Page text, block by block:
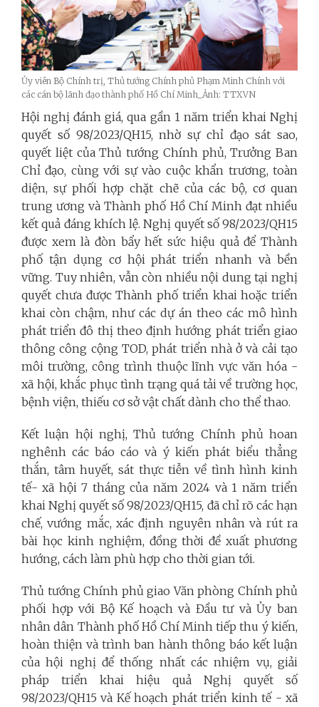
Ủy viên Bộ Chính trị, Thủ tướng Chính phủ Phạm Minh Chính với
các cán bộ lãnh đạo thành phố Hồ Chí Minh_Ảnh: TTXVN
Hội nghị đánh giá, qua gần 1 năm triển khai Nghị
quyết số 98/2023/QH15, nhờ sự chỉ đạo sát sao,
quyết liệt của Thủ tướng Chính phủ, Trưởng Ban
Chỉ đạo, cùng với sự vào cuộc khẩn trương, toàn
diện, sự phối hợp chặt chẽ của các bộ, cơ quan
trung ương và Thành phố Hồ Chí Minh đạt nhiều
kết quả đáng khích lệ. Nghị quyết số 98/2023/QH15
được xem là đòn bẩy hết sức hiệu quả để Thành
phố tận dụng cơ hội phát triển nhanh và bền
vững. Tuy nhiên, vẫn còn nhiều nội dung tại nghị
quyết chưa được Thành phố triển khai hoặc triển
khai còn chậm, như các dự án theo các mô hình
phát triển đô thị theo định hướng phát triển giao
thông công cộng TOD, phát triển nhà ở và cải tạo
môi trường, công trình thuộc lĩnh vực văn hóa -
xã hội, khắc phục tình trạng quá tải về trường học,
bệnh viện, thiếu cơ sở vật chất dành cho thể thao.
Kết luận hội nghị, Thủ tướng Chính phủ hoan
nghênh các báo cáo và ý kiến phát biểu thẳng
thắn, tâm huyết, sát thực tiễn về tình hình kinh
tế- xã hội 7 tháng của năm 2024 và 1 năm triển
khai Nghị quyết số 98/2023/QH15, đã chỉ rõ các hạn
chế, vướng mắc, xác định nguyên nhân và rút ra
bài học kinh nghiệm, đồng thời đề xuất phương
hướng, cách làm phù hợp cho thời gian tới.
Thủ tướng Chính phủ giao Văn phòng Chính phủ
phối hợp với Bộ Kế hoạch và Đầu tư và Ủy ban
nhân dân Thành phố Hồ Chí Minh tiếp thu ý kiến,
hoàn thiện và trình ban hành thông báo kết luận
của hội nghị để thống nhất các nhiệm vụ, giải
pháp triển khai hiệu quả Nghị quyết số
98/2023/QH15 và Kế hoạch phát triển kinh tế - xã